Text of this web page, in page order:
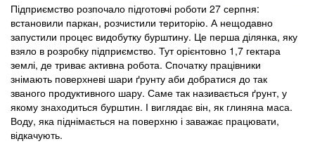
Підприємство розпочало підготовчі роботи 27 серпня:
встановили паркан, розчистили територію. А нещодавно
запустили процес видобутку бурштину. Це перша ділянка, яку
взяло в розробку підприємство. Тут орієнтовно 1,7 гектара
землі, де триває активна робота. Спочатку працівники
знімають поверхневі шари ґрунту аби добратися до так
званого продуктивного шару. Саме так називається ґрунт, у
якому знаходиться бурштин. І виглядає він, як глиняна маса.
Воду, яка піднімається на поверхню і заважає працювати,
відкачують.